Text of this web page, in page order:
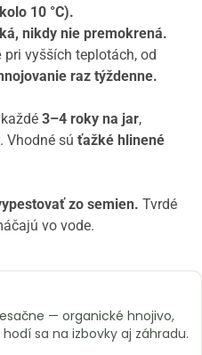
10 °C).
nikdy nie premokrená.
pri vyšších teplotách, od
raz týždenne.
3–4 roky na jar,
Vhodné sú ťažké hlinené
zo semien. Tvrdé
vo vode.
— organické hnojivo,
sa na izbovky aj záhradu.